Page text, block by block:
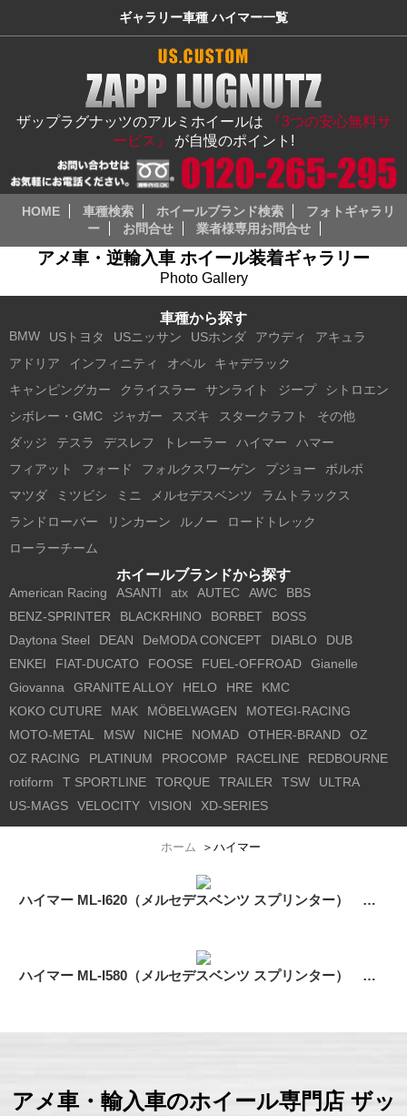
ギャラリー車種 ハイマー一覧
ザップラグナッツのアルミホイールは
『3つの安心無料サ
ービス』 が自慢のポイント!
HOME 車種検索 ホイールブランド検索
フォトギャラリ
ー
お問合せ 業者様専用お問合せ
アメ車・逆輸入車 ホイール装着ギャラリー
Photo Gallery
車種から探す
BMW USトヨタ USニッサン USホンダ アウディ
アキュラ
アドリア
インフィニティ オペル
キャデラック
キャンピングカー
クライスラー サンライト ジープ
シトロエン
シボレー・GMC
ジャガー スズキ スタークラフト
その他
ダッジ
テスラ デスレフ トレーラー ハイマー
ハマー
フィアット
フォード フォルクスワーゲン プジョー
ボルボ
マツダ
ミツビシ ミニ メルセデスベンツ
ラムトラックス
ランドローバー
リンカーン ルノー
ロードトレック
ローラーチーム
ホイールブランドから探す
American Racing ASANTI atx AUTEC AWC
BBS
BENZ-SPRINTER
BLACKRHINO BORBET
BOSS
Daytona Steel
DEAN DeMODA CONCEPT DIABLO
DUB
ENKEI
FIAT-DUCATO FOOSE FUEL-OFFROAD
Gianelle
Giovanna
GRANITE ALLOY HELO HRE
KMC
KOKO CUTURE
MAK MÖBELWAGEN
MOTEGI-RACING
MOTO-METAL
MSW NICHE NOMAD OTHER-BRAND
OZ
OZ RACING
PLATINUM PROCOMP RACELINE
REDBOURNE
rotiform
T SPORTLINE TORQUE TRAILER TSW
ULTRA
US-MAGS
VELOCITY VISION XD-SERIES
ホーム ＞ ハイマー
ハイマー ML-I620（メルセデスベンツ スプリンター） モトメタル MO970 17インチ
ハイマー ML-I580（メルセデスベンツ スプリンター） ウルトラ450トイル 16インチ
アメ車・輸入車のホイール専門店 ザッ